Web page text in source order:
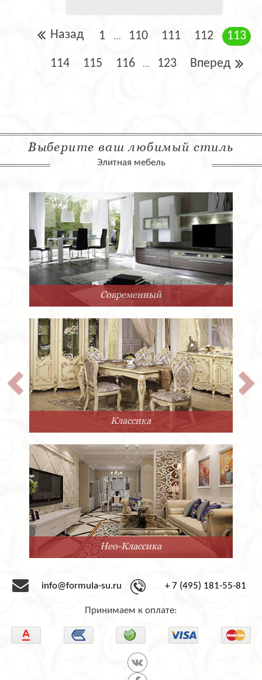
Назад 1 ... 110 111 112 113
114 115 116 ... 123 Вперед
Выберите ваш любимый стиль
Элитная мебель
Современный
Классика
Нео-Классика
info@formula-su.ru + 7 (495) 181-55-81
Принимаем к оплате: